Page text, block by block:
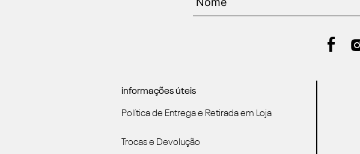
informações úteis
Política de Entrega e Retirada em Loja
Trocas e Devolução